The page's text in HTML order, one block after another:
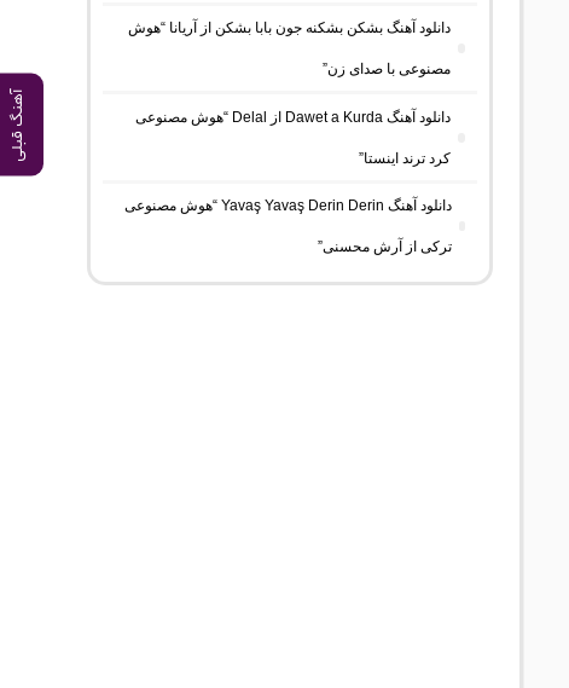
آهنگ قبلی
دانلود آهنگ بشکن بشکنه جون بابا بشکن از آریانا “هوش
مصنوعی با صدای زن”
دانلود آهنگ Dawet a Kurda از Delal “هوش مصنوعی
کرد ترند اینستا”
دانلود آهنگ Yavaş Yavaş Derin Derin “هوش مصنوعی
ترکی از آرش محسنی”